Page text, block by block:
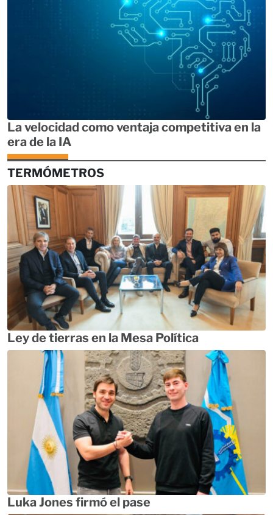
La velocidad como ventaja competitiva en la
era de la IA
TERMÓMETROS
Ley de tierras en la Mesa Política
Luka Jones firmó el pase